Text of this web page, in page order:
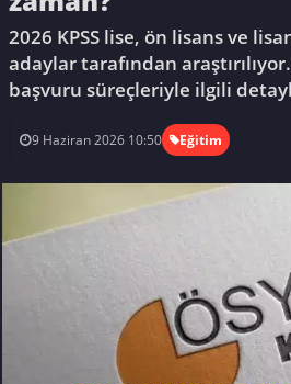
2026 KPSS lise, ön lisans ve
adaylar tarafından
başvuru süreçleriyle ilgili
9 Haziran 2026 10:50 Eğitim